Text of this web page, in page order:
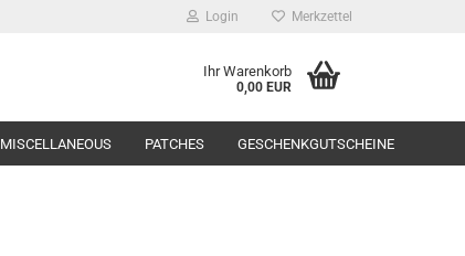
Login Merkzettel
Ihr Warenkorb
0,00 EUR
MISCELLANEOUS PATCHES GESCHENKGUTSCHEINE